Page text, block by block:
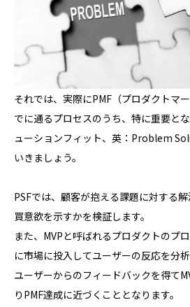
それでは、実際にPMF（プロダクトマ
でに通るプロセスのうち、特に重要と
ューションフィット、英：Problem
いきましょう。
PSFでは、顧客が抱える課題に対する
買意欲を示すかを検証します。
また、MVPと呼ばれるプロダクトのプ
に市場に投入してユーザーの反応を分析
ユーザーからのフィードバックを得て
りPMF達成に近づくこととなります。